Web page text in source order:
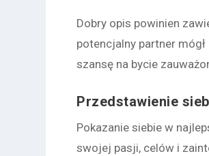
Dobry opis powinien
potencjalny partner
szansę na bycie
Przedstawienie
Pokazanie siebie w
swojej pasji, celów i